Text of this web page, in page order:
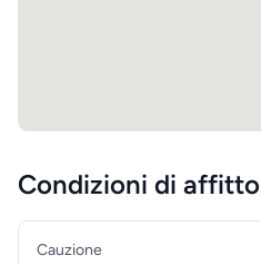
Condizioni di affitto
Cauzione